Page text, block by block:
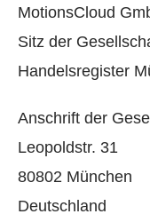
MotionsCloud
Sitz der
Handelsregister
Anschrift der
Leopoldstr. 31
80802 München
Deutschland